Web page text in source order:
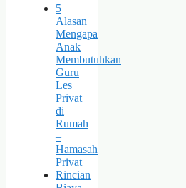
5
Alasan
Mengapa
Anak
Membutuhkan
Guru
Les
Privat
di
Rumah
–
Hamasah
Privat
Rincian